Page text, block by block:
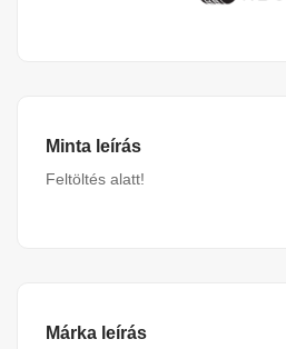
Minta leírás
Feltöltés alatt!
Márka leírás